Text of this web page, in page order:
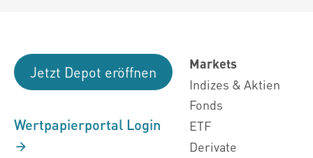
Jetzt Depot eröffnen
Wertpapierportal Login
Markets
Indizes & Aktien
Fonds
ETF
Derivate